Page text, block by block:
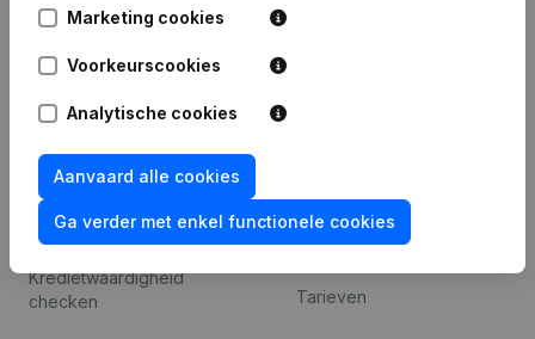
Marketing cookies
Voorkeurscookies
Analytische cookies
Aanvaard alle cookies
Ga verder met enkel functionele cookies
Spotlight
Compliance &
Jaarrekening raadplegen
Btw-nummer opzoeken
Kredietwaardigheid
checken
Betalingservaring
Tarieven